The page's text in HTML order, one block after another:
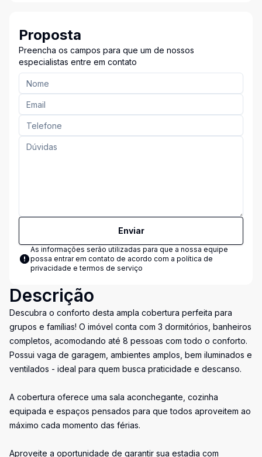
Proposta
Preencha os campos para que um de nossos
especialistas entre em contato
Enviar
As informações serão utilizadas para que a nossa equipe
possa entrar em contato de acordo com a política de
privacidade e termos de serviço
Descrição
Descubra o conforto desta ampla cobertura perfeita para
grupos e famílias! O imóvel conta com 3 dormitórios, banheiros
completos, acomodando até 8 pessoas com todo o conforto.
Possui vaga de garagem, ambientes amplos, bem iluminados e
ventilados - ideal para quem busca praticidade e descanso.
A cobertura oferece uma sala aconchegante, cozinha
equipada e espaços pensados para que todos aproveitem ao
máximo cada momento das férias.
Aproveite a oportunidade de garantir sua estadia com